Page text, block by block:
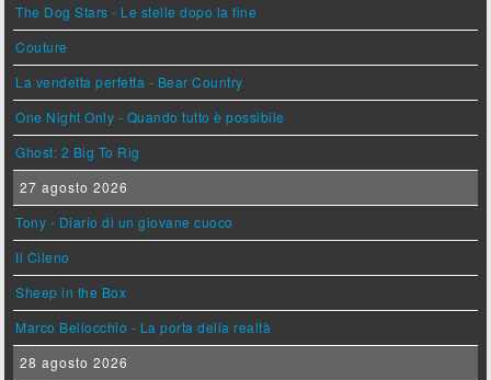
The Dog Stars - Le stelle dopo la fine
Couture
La vendetta perfetta - Bear Country
One Night Only - Quando tutto è possibile
Ghost: 2 Big To Rig
27 agosto 2026
Tony - Diario di un giovane cuoco
Il Cileno
Sheep in the Box
Marco Bellocchio - La porta della realtà
28 agosto 2026